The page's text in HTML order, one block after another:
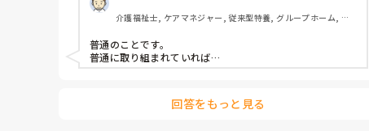
介護福祉士, ケアマネジャー, 従来型特養, グループホーム, デ
普通のことです。
普通に取り組まれていれば…
回答をもっと見る